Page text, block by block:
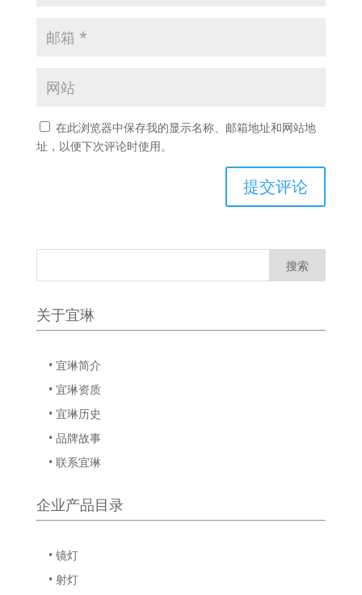
在此浏览器中保存我的显示名称、邮箱地址和网站地
址，以便下次评论时使用。
关于宜琳
• 宜琳简介
• 宜琳资质
• 宜琳历史
• 品牌故事
• 联系宜琳
企业产品目录
• 镜灯
• 射灯